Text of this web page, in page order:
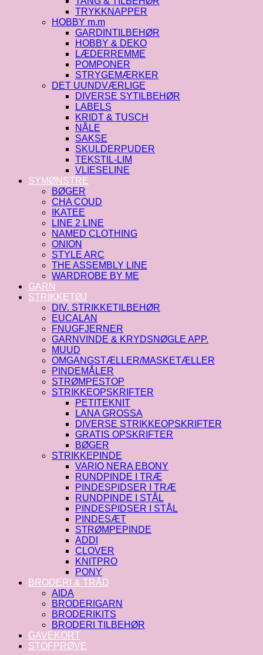
TRYKKNAPPER
HOBBY m.m
GARDINTILBEHØR
HOBBY & DEKO
LÆDERREMME
POMPONER
STRYGEMÆRKER
DET UUNDVÆRLIGE
DIVERSE SYTILBEHØR
LABELS
KRIDT & TUSCH
NÅLE
SAKSE
SKULDERPUDER
TEKSTIL-LIM
VLIESELINE
SYMØNSTRE
BØGER
CHA COUD
IKATEE
LINE 2 LINE
NAMED CLOTHING
ONION
STYLE ARC
THE ASSEMBLY LINE
WARDROBE BY ME
GARN
STRIKKETØJ
DIV. STRIKKETILBEHØR
EUCALAN
FNUGFJERNER
GARNVINDE & KRYDSNØGLE APP.
MUUD
OMGANGSTÆLLER/MASKETÆLLER
PINDEMÅLER
STRØMPESTOP
STRIKKEOPSKRIFTER
PETITEKNIT
LANA GROSSA
DIVERSE STRIKKEOPSKRIFTER
GRATIS OPSKRIFTER
BØGER
STRIKKEPINDE
VARIO NERA EBONY
RUNDPINDE I TRÆ
PINDESPIDSER I TRÆ
RUNDPINDE I STÅL
PINDESPIDSER I STÅL
PINDESÆT
STRØMPEPINDE
ADDI
CLOVER
KNITPRO
PONY
BRODERI & TRÅD
AIDA
BRODERIGARN
BRODERIKITS
BRODERI TILBEHØR
GAVEKORT
STOFPRØVE